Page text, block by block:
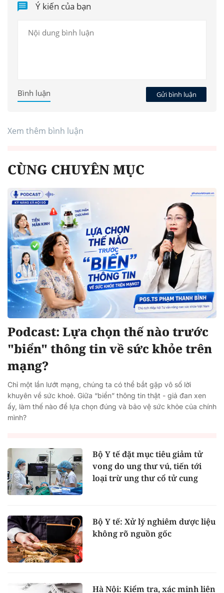
Ý kiến của bạn
Gửi bình luận
Bình luận
Xem thêm bình luận
CÙNG CHUYÊN MỤC
Podcast: Lựa chọn thế nào trước
"biển" thông tin về sức khỏe trên
mạng?
Chỉ một lần lướt mạng, chúng ta có thể bắt gặp vô số lời
khuyên về sức khoẻ. Giữa “biển” thông tin thật - giả đan xen
ấy, làm thế nào để lựa chọn đúng và bảo vệ sức khỏe của chính
mình?
Bộ Y tế đặt mục tiêu giảm tử
vong do ung thư vú, tiến tới
loại trừ ung thư cổ tử cung
Bộ Y tế: Xử lý nghiêm dược liệu
không rõ nguồn gốc
Hà Nội: Kiểm tra, xác minh liên